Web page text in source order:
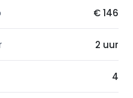
€ 146
2 uur
4